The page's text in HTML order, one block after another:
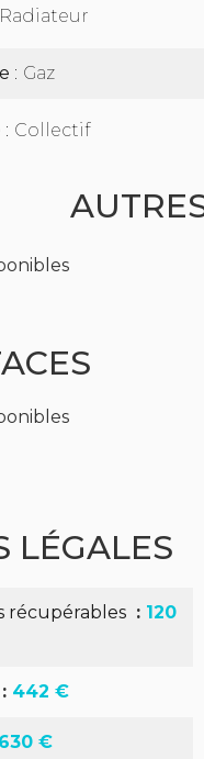
Radiateur
Gaz
Collectif
LÉGALES
récupérables
120
442 €
630 €